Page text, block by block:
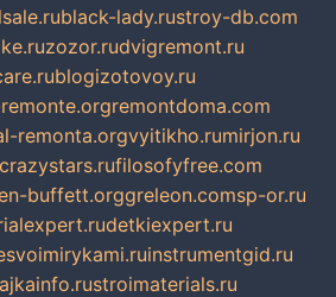
black-lady.rustroy-db.com
zozor.rudvigremont.ru
blogizotovoy.ru
remontdoma.com
remonta.orgvyitikho.rumirjon.ru
filosofyfree.com
buffett.orggreleon.comsp-or.ru
detkiexpert.ru
instrumentgid.ru
stroimaterials.ru